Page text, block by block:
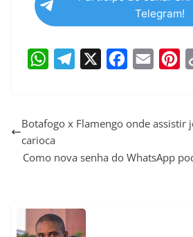
Telegram!
a
t
s
l
e
g
m
c
b
a
l
n
e
p
L
Botafogo x Flamengo onde assistir
carioca
Como nova senha do WhatsApp